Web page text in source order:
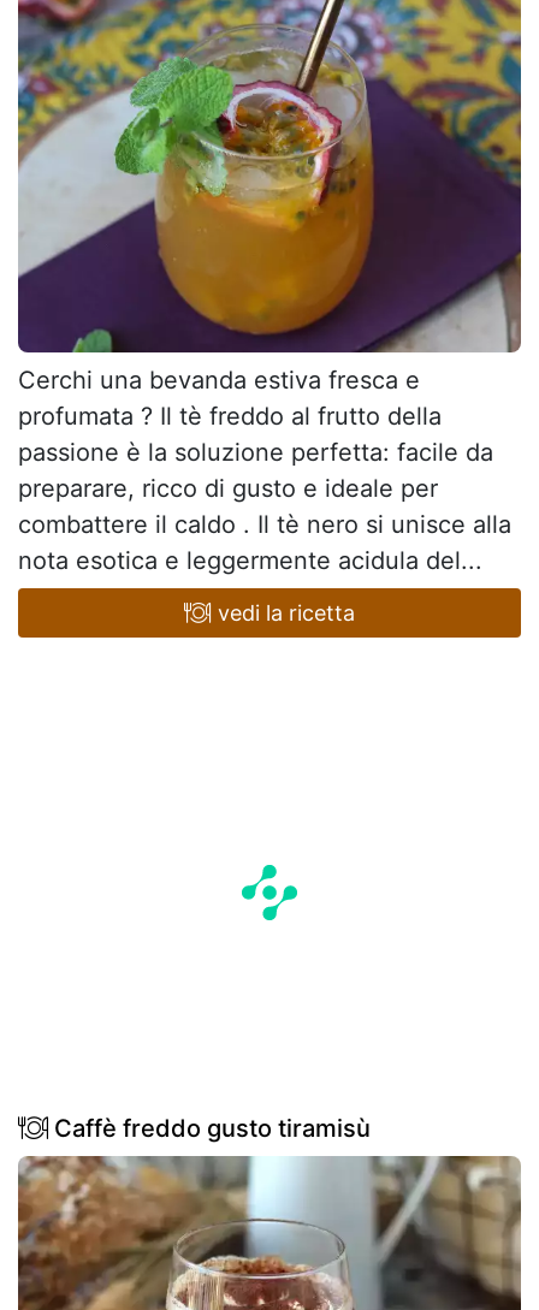
Cerchi una bevanda estiva fresca e
profumata ? Il tè freddo al frutto della
passione è la soluzione perfetta: facile da
preparare, ricco di gusto e ideale per
combattere il caldo . Il tè nero si unisce alla
nota esotica e leggermente acidula del...
vedi la ricetta
Caffè freddo gusto tiramisù